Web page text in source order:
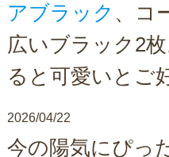
アブラック
、コ
広いブラック2
ると可愛いとご
2026/04/22
今の陽気にぴっ